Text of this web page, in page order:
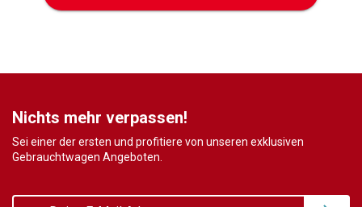
Nichts mehr verpassen!
Sei einer der ersten und profitiere von unseren exklusiven
Gebrauchtwagen Angeboten.